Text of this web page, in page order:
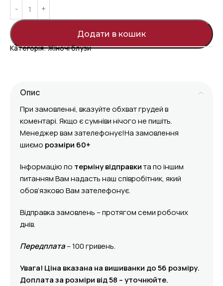
Додати в кошик
Категорія:Жіночі блузи
Опис
При замовленні, вказуйте обхват грудей в
коментарі. Якщо є сумніви нічого не пишіть.
Менеджер вам зателефонує!На замовлення
шиємо розміри 60+
Інформацію по терміну відправкита по іншим
питанням Вам надасть наш співробітник, який
обов’язково Вам зателефонує.
Відправка замовлень – протягом семи робочих
днів.
Передплата– 100 гривень.
Увага! Ціна вказана на вишиванки до 56 розміру.
Доплата за розміри від 58 – уточнюйте.